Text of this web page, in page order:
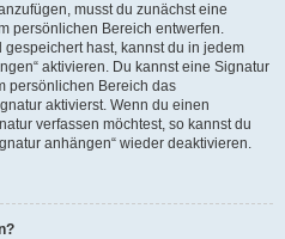
musst du zunächst eine
persönlichen Bereich entwerfen.
hast, kannst du in jedem
aktivieren. Du kannst eine Signatur
persönlichen Bereich das
aktivierst. Wenn du einen
verfassen möchtest, so kannst du
anhängen“ wieder deaktivieren.